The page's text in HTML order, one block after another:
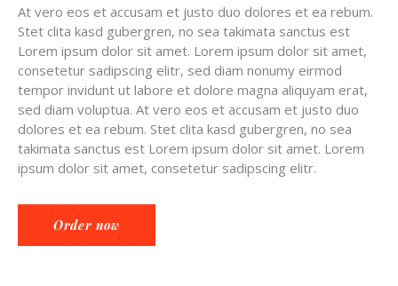
At vero eos et accusam et justo duo dolores et ea rebum.
Stet clita kasd gubergren, no sea takimata sanctus est
Lorem ipsum dolor sit amet. Lorem ipsum dolor sit amet,
consetetur sadipscing elitr, sed diam nonumy eirmod
tempor invidunt ut labore et dolore magna aliquyam erat,
sed diam voluptua. At vero eos et accusam et justo duo
dolores et ea rebum. Stet clita kasd gubergren, no sea
takimata sanctus est Lorem ipsum dolor sit amet. Lorem
ipsum dolor sit amet, consetetur sadipscing elitr.
Order now